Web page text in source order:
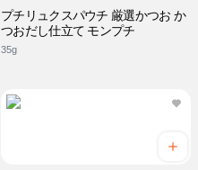
プチリュクスパウチ 厳選かつお か
つおだし仕立て モンプチ
35g